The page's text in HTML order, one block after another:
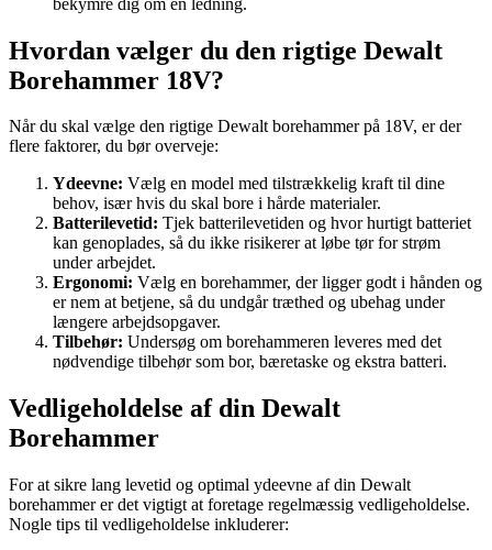
Hvordan vælger du den rigtige Dewalt
Borehammer 18V?
Når du skal vælge den rigtige Dewalt borehammer på 18V, er der
flere faktorer, du bør overveje:
Ydeevne: Vælg en model med tilstrækkelig kraft til dine
behov, især hvis du skal bore i hårde materialer.
Batterilevetid: Tjek batterilevetiden og hvor hurtigt batteriet
kan genoplades, så du ikke risikerer at løbe tør for strøm
under arbejdet.
Ergonomi: Vælg en borehammer, der ligger godt i hånden og
er nem at betjene, så du undgår træthed og ubehag under
længere arbejdsopgaver.
Tilbehør: Undersøg om borehammeren leveres med det
nødvendige tilbehør som bor, bæretaske og ekstra batteri.
Vedligeholdelse af din Dewalt
Borehammer
For at sikre lang levetid og optimal ydeevne af din Dewalt
borehammer er det vigtigt at foretage regelmæssig vedligeholdelse.
Nogle tips til vedligeholdelse inkluderer: